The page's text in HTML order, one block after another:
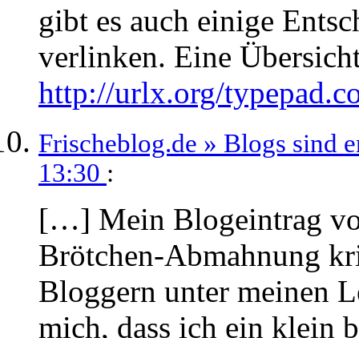
gibt es auch einige
verlinken. Eine
http://urlx.org/
Frischeblog.de » Blogs sind
13:30 :
[…] Mein Blogeintrag
Brötchen-Abmahnung
Bloggern unter meinen
mich, dass ich ein klein